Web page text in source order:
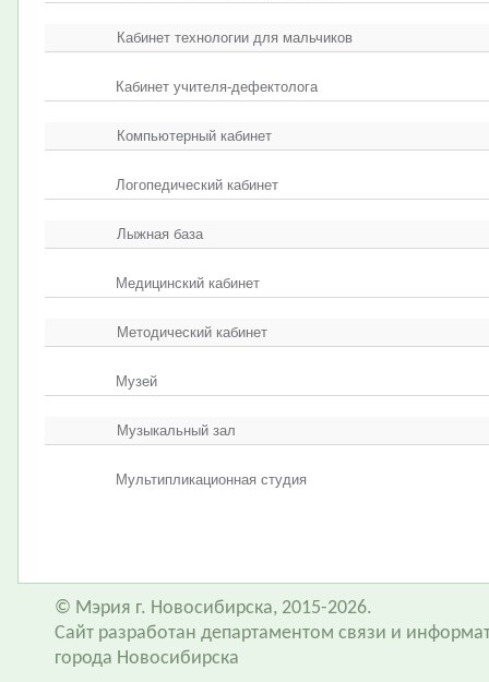
Кабинет технологии для мальчиков
Кабинет учителя-дефектолога
Компьютерный кабинет
Логопедический кабинет
Лыжная база
Медицинский кабинет
Методический кабинет
Музей
Музыкальный зал
Мультипликационная студия
© Мэрия г. Новосибирска, 2015-2026.
Сайт разработан департаментом связи и
города Новосибирска